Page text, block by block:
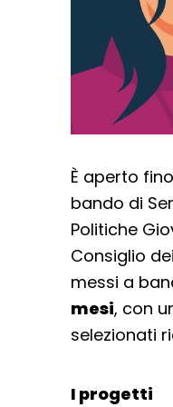
È aperto
bando di
Politiche
Consiglio
messi a
mesi, con
selezionati
I progetti